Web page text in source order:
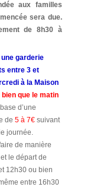
aux familles
sera due.
de 8h30 à
une garderie
entre 3 et
à la Maison
que le matin
d’une
de 5 à 7€ suivant
journée.
de manière
le départ de
12h30 ou bien
entre 16h30